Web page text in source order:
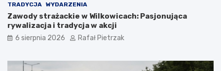
TRADYCJA WYDARZENIA
Zawody strażackie w Wilkowicach: Pasjonująca
rywalizacja i tradycja w akcji
6 sierpnia 2026 Rafał Pietrzak